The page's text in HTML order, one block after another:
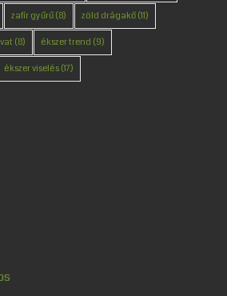
zafír gyűrű(8) zöld drágakő(11)
(8) ékszer trend (9)
ékszer viselés(17)